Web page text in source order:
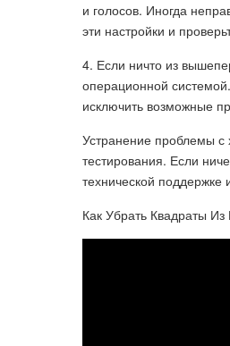
и голосов. Иногда
эти настройки и
4. Если ничто из
операционной
исключить возможные
Устранение проблемы с
тестирования. Если
технической поддержке
Как Убрать Квадраты